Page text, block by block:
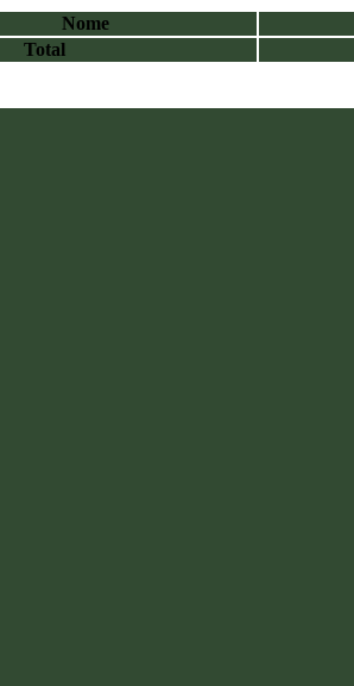
Nome
Total